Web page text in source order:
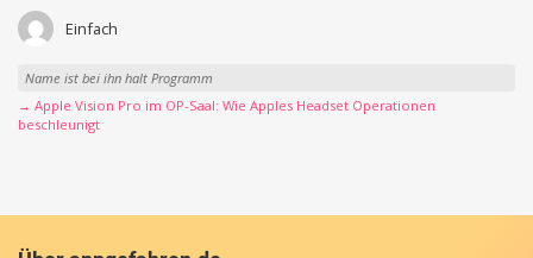
Einfach
Name ist bei ihn halt Programm
→ Apple Vision Pro im OP-Saal: Wie Apples Headset Operationen
beschleunigt